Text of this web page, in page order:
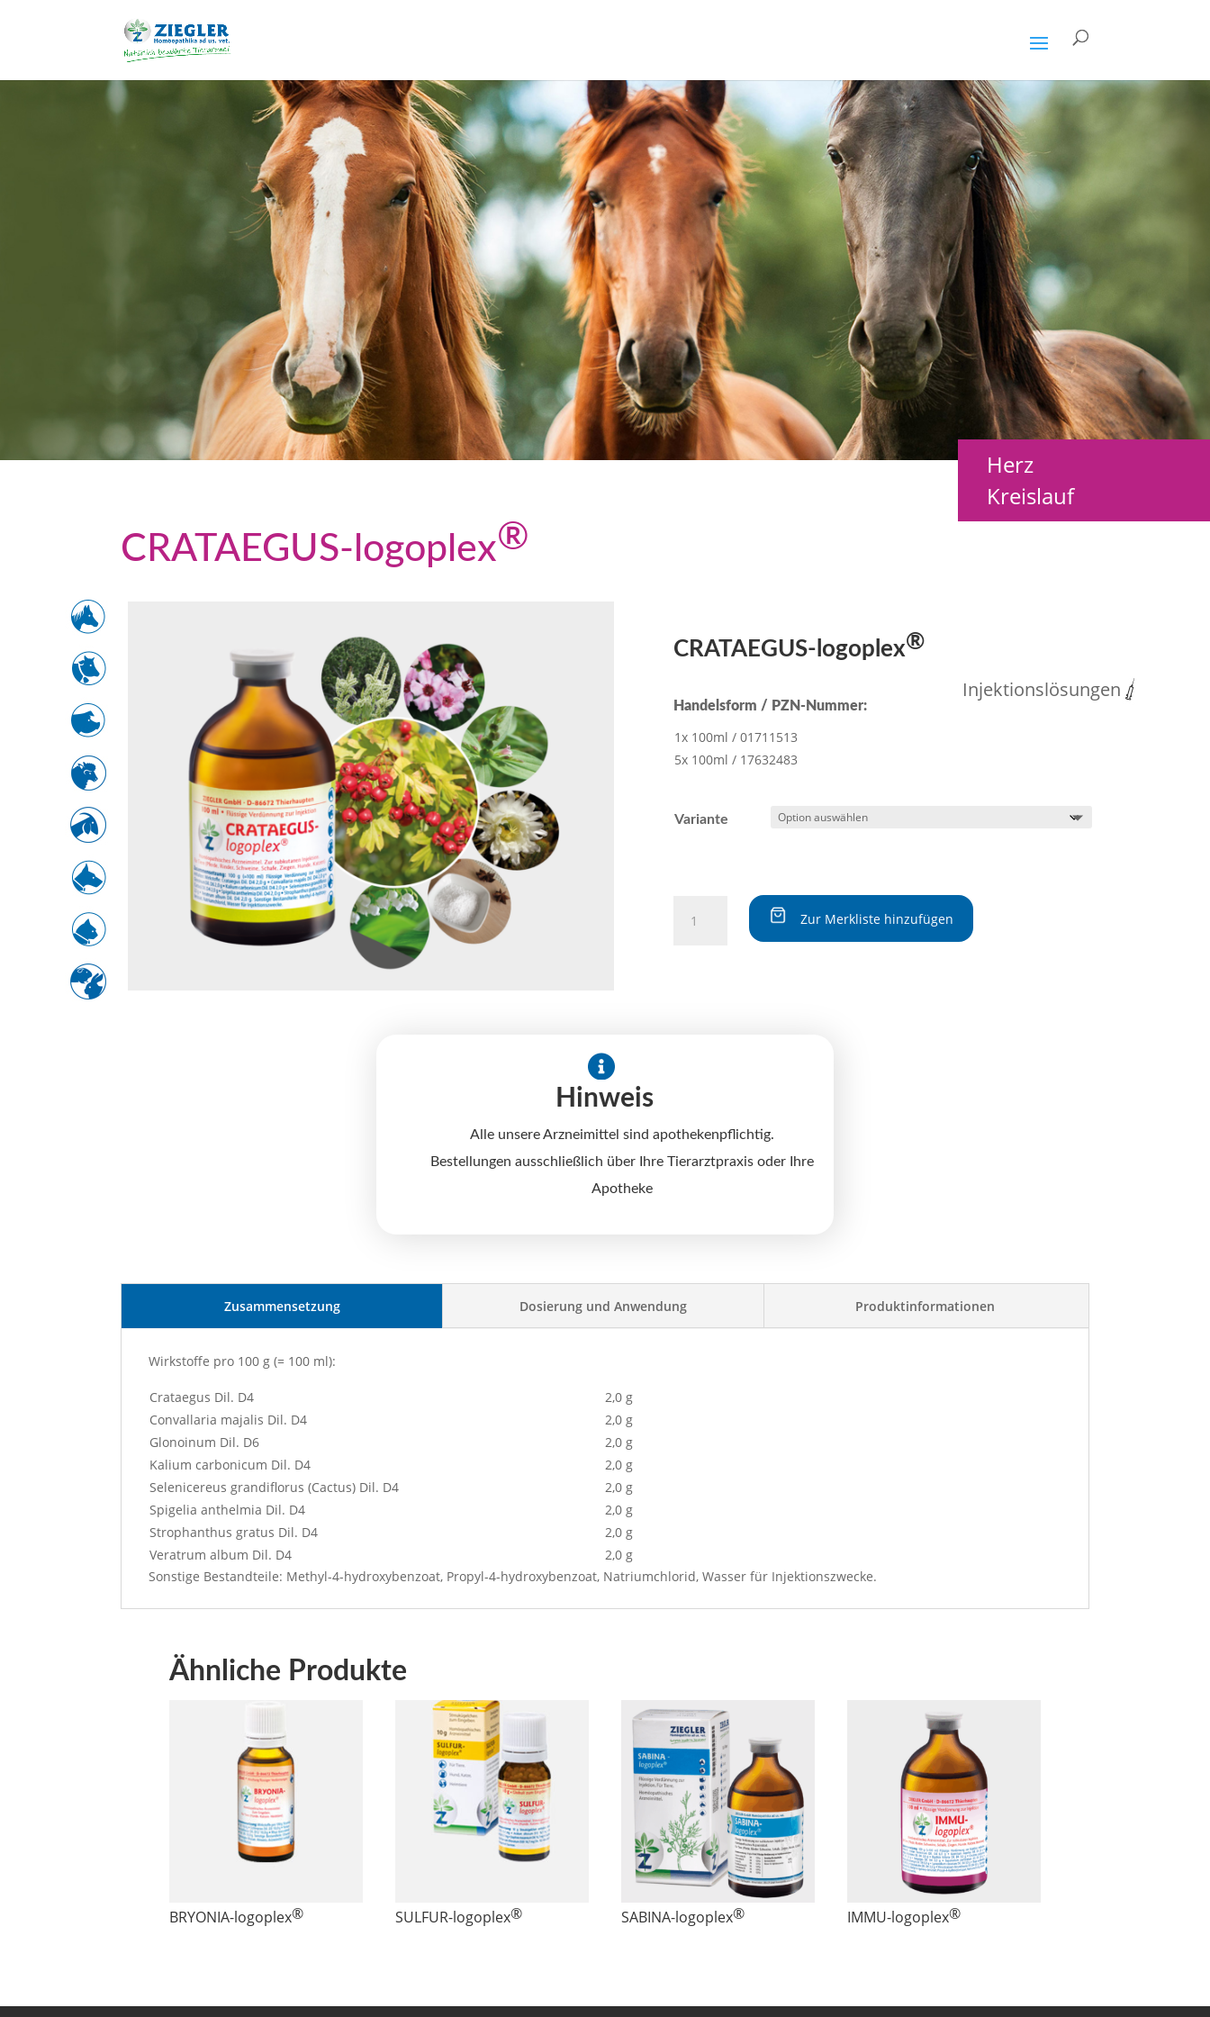
Herz
Kreislauf
Injektionslösungen
CRATAEGUS-logoplex®
CRATAEGUS-logoplex®
Handelsform / PZN-Nummer:
1x 100ml / 01711513
5x 100ml / 17632483
Variante
CRATAEGUS-
logoplex®
Zur Merkliste hinzufügen
i
Hinweis
Alle unsere Arzneimittel sind apothekenpflichtig.
Bestellungen ausschließlich über Ihre Tierarztpraxis oder Ihre
Apotheke
Zusammensetzung Dosierung und Anwendung Produktinformationen
Wirkstoffe pro 100 g (= 100 ml):
Crataegus Dil. D4
2,0 g
Convallaria majalis Dil. D4
2,0 g
Glonoinum Dil. D6
2,0 g
Kalium carbonicum Dil. D4
2,0 g
Selenicereus grandiflorus (Cactus) Dil. D4
2,0 g
Spigelia anthelmia Dil. D4
2,0 g
Strophanthus gratus Dil. D4
2,0 g
Veratrum album Dil. D4
2,0 g
Sonstige Bestandteile: Methyl-4-hydroxybenzoat, Propyl-4-hydroxybenzoat, Natriumchlorid, Wasser für Injektionszwecke.
Ähnliche Produkte
BRYONIA-logoplex® SULFUR-logoplex® SABINA-logoplex® IMMU-logoplex®